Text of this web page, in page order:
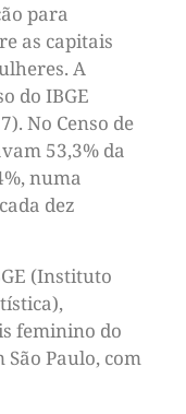
para
as capitais
A
do IBGE
No Censo de
53,3% da
numa
dez
(Instituto
feminino do
São Paulo, com